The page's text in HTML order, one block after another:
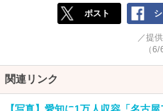
ポスト
／提
（6/
関連リンク